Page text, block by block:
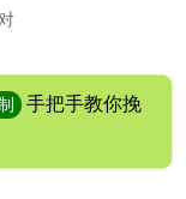
手把手教你挽